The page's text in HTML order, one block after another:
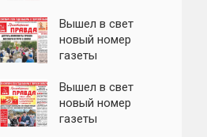
правда"
Вышел в свет
новый номер
газеты
правда"
Вышел в свет
новый номер
газеты